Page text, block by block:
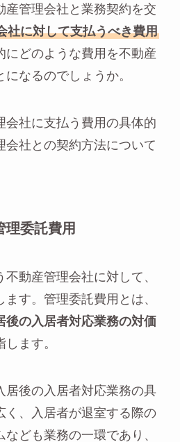
産管理会社と業務契約を交
社に対して支払うべき費用
にどのような費用を不動産
なるのでしょうか。
会社に支払う費用の具体的
会社との契約方法について
理委託費用
不動産管理会社に対して、
す。管理委託費用とは、
後の入居者対応業務の対価
します。
居後の入居者対応業務の具
く、入居者が退室する際の
ども業務の一環であり、